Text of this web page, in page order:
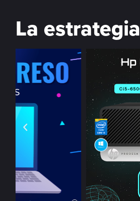
La estrategia